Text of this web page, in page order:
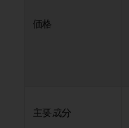
価格
主要成分